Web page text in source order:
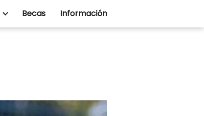
Becas Información